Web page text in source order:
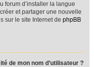
forum d’installer la langue
et partager une nouvelle
sur le site Internet de phpBB
de mon nom d’utilisateur ?